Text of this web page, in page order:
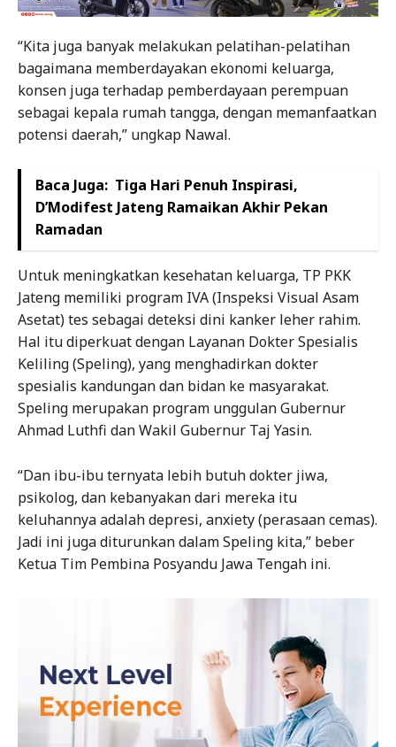
“Kita juga banyak melakukan pelatihan-pelatihan
bagaimana memberdayakan ekonomi keluarga,
konsen juga terhadap pemberdayaan perempuan
sebagai kepala rumah tangga, dengan memanfaatkan
potensi daerah,” ungkap Nawal.
Baca Juga: Tiga Hari Penuh Inspirasi,
D’Modifest Jateng Ramaikan Akhir Pekan
Ramadan
Untuk meningkatkan kesehatan keluarga, TP PKK
Jateng memiliki program IVA (Inspeksi Visual Asam
Asetat) tes sebagai deteksi dini kanker leher rahim.
Hal itu diperkuat dengan Layanan Dokter Spesialis
Keliling (Speling), yang menghadirkan dokter
spesialis kandungan dan bidan ke masyarakat.
Speling merupakan program unggulan Gubernur
Ahmad Luthfi dan Wakil Gubernur Taj Yasin.
“Dan ibu-ibu ternyata lebih butuh dokter jiwa,
psikolog, dan kebanyakan dari mereka itu
keluhannya adalah depresi, anxiety (perasaan cemas).
Jadi ini juga diturunkan dalam Speling kita,” beber
Ketua Tim Pembina Posyandu Jawa Tengah ini.